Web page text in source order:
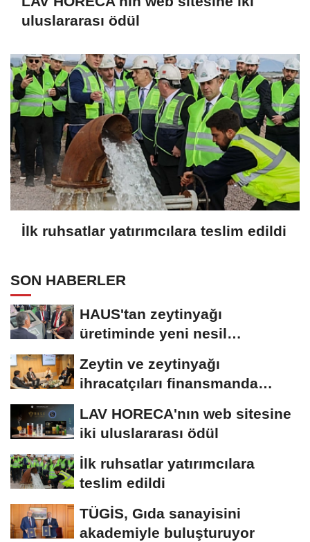
uluslararası ödül
İlk ruhsatlar yatırımcılara teslim edildi
SON HABERLER
HAUS'tan zeytinyağı
üretiminde yeni nesil
Zeytin ve zeytinyağı
ihracatçıları finansmanda
LAV HORECA'nın web sitesine
iki uluslararası ödül
İlk ruhsatlar yatırımcılara
teslim edildi
TÜGİS, Gıda sanayisini
akademiyle buluşturuyor